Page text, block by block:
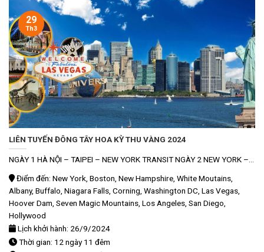
LIÊN TUYẾN ĐÔNG TÂY HOA KỲ THU VÀNG 2024
NGÀY 1 HÀ NỘI – TAIPEI – NEW YORK TRANSIT NGÀY 2 NEW YORK –...
Điểm đến: New York, Boston, New Hampshire, White Moutains,
Albany, Buffalo, Niagara Falls, Corning, Washington DC, Las Vegas,
Hoover Dam, Seven Magic Mountains, Los Angeles, San Diego,
Hollywood
Lịch khởi hành: 26/9/2024
Thời gian: 12 ngày 11 đêm
29
Th3